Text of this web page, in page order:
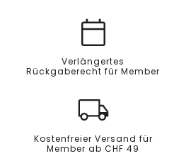
Verlängertes
Rückgaberecht für Member
Kostenfreier Versand für
Member ab CHF 49